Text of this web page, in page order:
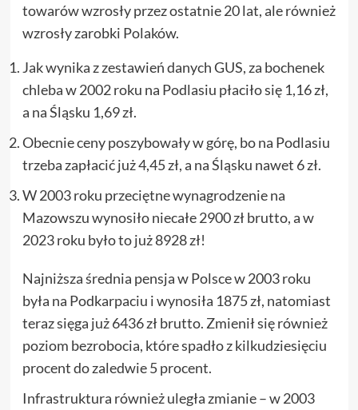
towarów wzrosły przez ostatnie 20 lat, ale również
wzrosły zarobki Polaków.
Jak wynika z zestawień danych GUS, za bochenek
chleba w 2002 roku na Podlasiu płaciło się 1,16 zł,
a na Śląsku 1,69 zł.
Obecnie ceny poszybowały w górę, bo na Podlasiu
trzeba zapłacić już 4,45 zł, a na Śląsku nawet 6 zł.
W 2003 roku przeciętne wynagrodzenie na
Mazowszu wynosiło niecałe 2900 zł brutto, a w
2023 roku było to już 8928 zł!
Najniższa średnia pensja w Polsce w 2003 roku
była na Podkarpaciu i wynosiła 1875 zł, natomiast
teraz sięga już 6436 zł brutto. Zmienił się również
poziom bezrobocia, które spadło z kilkudziesięciu
procent do zaledwie 5 procent.
Infrastruktura również uległa zmianie – w 2003